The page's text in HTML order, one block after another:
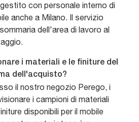
con personale interno di
anche a Milano. Il servizio
dell'area di lavoro al
i materiali e le finiture del
dell'acquisto?
il nostro negozio Perego, i
i campioni di materiali
disponibili per il mobile